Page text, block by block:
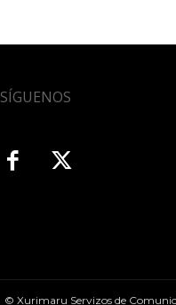
SÍGUENOS
© Xurimaru Servizos de